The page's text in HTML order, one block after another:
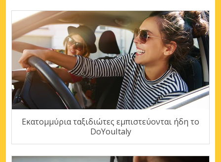
Εκατομμύρια ταξιδιώτες εμπιστεύονται ήδη το
DoYouItaly